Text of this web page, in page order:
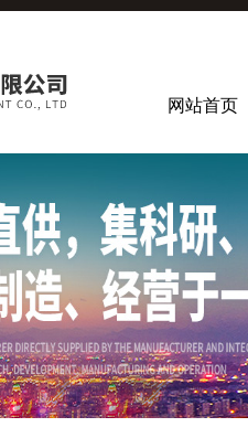
网站首页